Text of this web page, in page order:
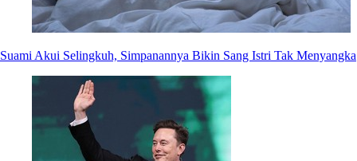
Suami Akui Selingkuh, Simpanannya Bikin Sang Istri Tak Menyangka